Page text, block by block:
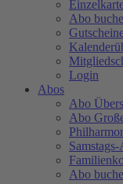
Abo
Login
Abos
Abo
Abo
Abo